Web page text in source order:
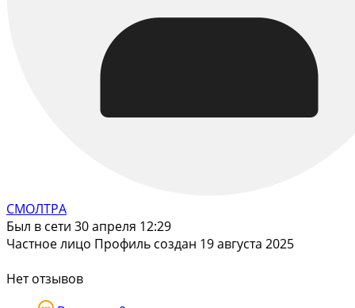
СМОЛТРА
Был в сети 30 апреля 12:29
Частное лицо Профиль создан 19 августа 2025
Нет отзывов